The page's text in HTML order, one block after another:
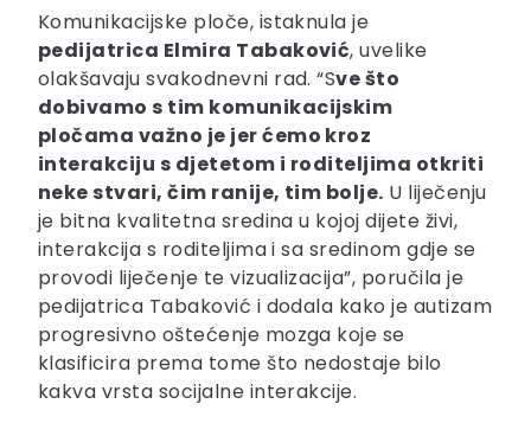
Komunikacijske ploče, istaknula je
pedijatrica Elmira Tabaković, uvelike
olakšavaju svakodnevni rad. “Sve što
dobivamo s tim komunikacijskim
pločama važno je jer ćemo kroz
interakciju s djetetom i roditeljima otkriti
neke stvari, čim ranije, tim bolje. U liječenju
je bitna kvalitetna sredina u kojoj dijete živi,
interakcija s roditeljima i sa sredinom gdje se
provodi liječenje te vizualizacija”, poručila je
pedijatrica Tabaković i dodala kako je autizam
progresivno oštećenje mozga koje se
klasificira prema tome što nedostaje bilo
kakva vrsta socijalne interakcije.